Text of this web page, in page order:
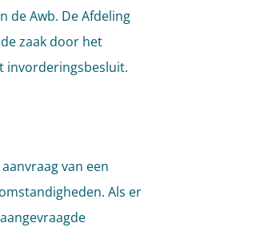
de Awb. De Afdeling
zaak door het
invorderingsbesluit.
van een
Als er